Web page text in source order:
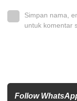
Simpan nama,
untuk komentar
Follow